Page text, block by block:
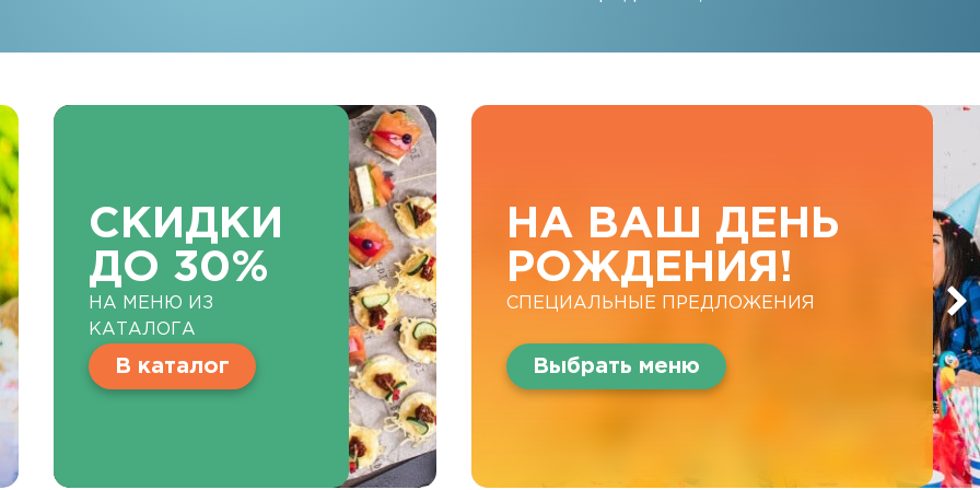
СКИДКИ
ДО 30%
НА МЕНЮ ИЗ
КАТАЛОГА
В каталог
НА ВАШ ДЕНЬ
РОЖДЕНИЯ!
СПЕЦИАЛЬНЫЕ ПРЕДЛОЖЕНИЯ
Выбрать меню